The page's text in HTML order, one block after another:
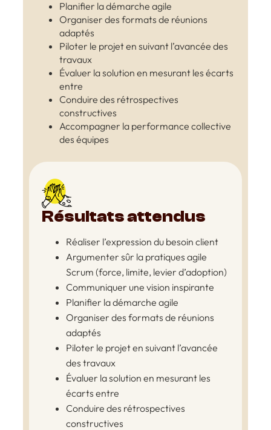
Planifier la démarche agile
Organiser des formats de réunions
adaptés
Piloter le projet en suivant l’avancée des
travaux
Évaluer la solution en mesurant les écarts
entre
Conduire des rétrospectives
constructives
Accompagner la performance collective
des équipes
Résultats attendus
Réaliser l’expression du besoin client
Argumenter sûr la pratiques agile
Scrum (force, limite, levier d’adoption)
Communiquer une vision inspirante
Planifier la démarche agile
Organiser des formats de réunions
adaptés
Piloter le projet en suivant l’avancée
des travaux
Évaluer la solution en mesurant les
écarts entre
Conduire des rétrospectives
constructives